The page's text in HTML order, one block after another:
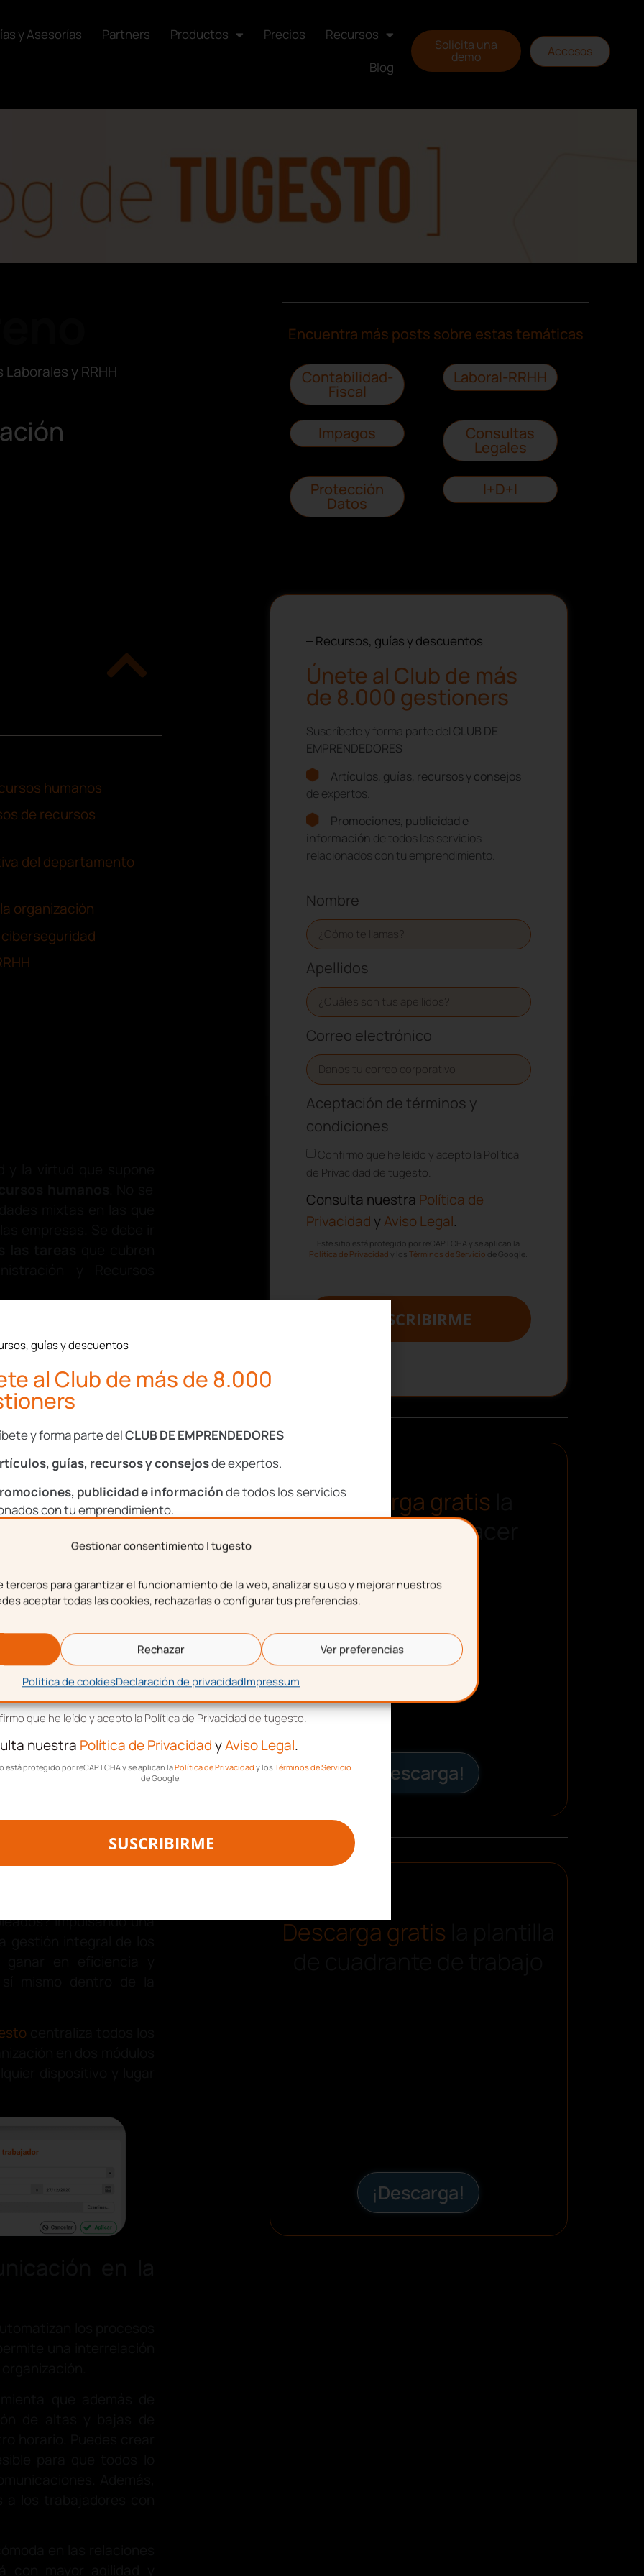
Gestionar consentimiento | tugesto
terceros para garantizar el funcionamiento de la web, analizar su uso y mejorar nuestros
aceptar todas las cookies, rechazarlas o configurar tus preferencias.
Rechazar Ver preferencias
Política de cookiesDeclaración de privacidadImpressum
y Asesorías Partners Productos Precios
Recursos
Blog
Solicita una
demo Accesos
y RRHH
Encuentra más posts sobre estas temáticas
Contabilidad-
Fiscal
Laboral-RRHH
Impagos Consultas
Legales
Protección
Datos
I+D+I
humanos
de recursos
del departamento
organización
la administración de
más productivas y
agiliza tanto la
horario o el acceso al
la documentación de
de un
de procesos
de las personas o
repetitivas.
es una de las
el proceso de
de
administrativa
humanos
Impulsando una
Recursos, guías y descuentos
Únete al Club de más
de 8.000 gestioners
Suscríbete y forma parte del CLUB DE
EMPRENDEDORES
Artículos, guías, recursos y consejos
de expertos.
Promociones, publicidad e
información de todos los servicios
relacionados con tu emprendimiento.
Nombre
Apellidos
Correo electrónico
Aceptación de términos y
condiciones
Confirmo que he leído y acepto la Política
de Privacidad de tugesto.
Consulta nuestra Política de
Privacidad y Aviso Legal.
Este sitio está protegido por reCAPTCHA y se aplican la
Política de Privacidad y losTérminos de Servicio de Google.
SUSCRIBIRME
Descarga gratis
plantilla para hacer
¡Descarga!
Descarga gratis
¡Descarga!
guías y descuentos
al Club de más de 8.000
y forma parte delCLUB DE EMPRENDEDORES
guías, recursos y consejosde expertos.
publicidad e informaciónde todos los servicios
con tu emprendimiento.
Apellidos
de términos y condiciones
que he leído y acepto la Política de Privacidad de tugesto.
nuestra Política de PrivacidadyAviso Legal.
está protegido por reCAPTCHA y se aplican laPolítica de Privacidad y losTérminos de Servicio
de Google.
SUSCRIBIRME